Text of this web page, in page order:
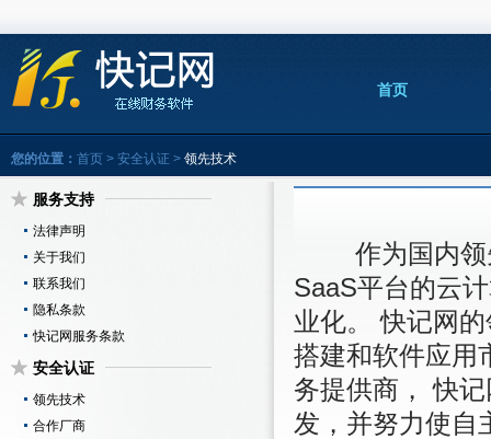
首页
您的位置： 首页 > 安全认证 > 领先技术
服务支持
法律声明
关于我们
联系我们
隐私条款
快记网服务条款
安全认证
领先技术
合作厂商
作为国内领先
SaaS平台的云
业化。 快记网
搭建和软件应用
务提供商， 快
发，并努力使自